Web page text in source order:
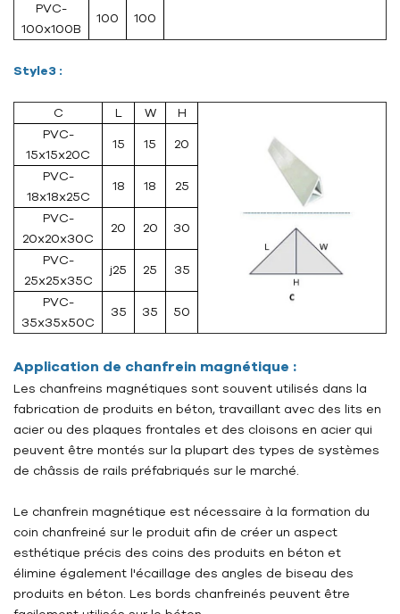
PVC-
100x100B
100 100
Style3 :
C L W
H
PVC-
15x15x20C
15 15 20
PVC-
18x18x25C
18 18 25
PVC-
20x20x30C
20 20 30
PVC-
25x25x35C
j25 25 35
PVC-
35x35x50C
35 35 50
Application de chanfrein magnétique :
Les chanfreins magnétiques sont souvent utilisés dans la
fabrication de produits en béton, travaillant avec des lits en
acier ou des plaques frontales et des cloisons en acier qui
peuvent être montés sur la plupart des types de systèmes
de châssis de rails préfabriqués sur le marché.
Le chanfrein magnétique est nécessaire à la formation du
coin chanfreiné sur le produit afin de créer un aspect
esthétique précis des coins des produits en béton et
élimine également l'écaillage des angles de biseau des
produits en béton. Les bords chanfreinés peuvent être